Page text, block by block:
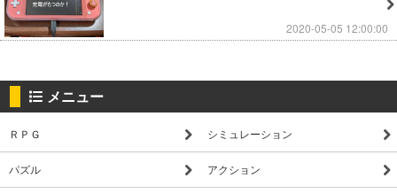
2020-05-05 12:00:00
メニュー
ＲＰＧ シミュレーション
パズル アクション